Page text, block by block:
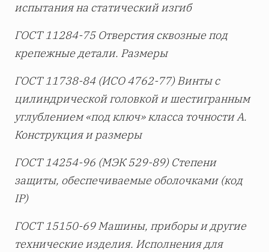
испытания на статический изгиб
ГОСТ 11284-75 Отверстия сквозные под
крепежные детали. Размеры
ГОСТ 11738-84 (ИСО 4762-77) Винты с
цилиндрической головкой и шестигранным
углублением «под ключ» класса точности А.
Конструкция и размеры
ГОСТ 14254-96 (МЭК 529-89) Степени
защиты, обеспечиваемые оболочками (код
IP)
ГОСТ 15150-69 Машины, приборы и другие
технические изделия. Исполнения для